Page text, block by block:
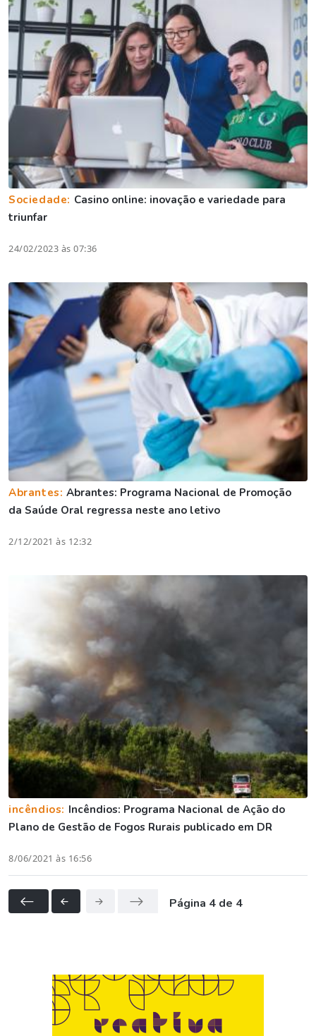
Sociedade: Casino online: inovação e variedade para
triunfar
24/02/2023 às 07:36
Abrantes:Abrantes: Programa Nacional de Promoção
da Saúde Oral regressa neste ano letivo
2/12/2021 às 12:32
incêndios: Incêndios: Programa Nacional de Ação do
Plano de Gestão de Fogos Rurais publicado em DR
8/06/2021 às 16:56
Página 4 de 4